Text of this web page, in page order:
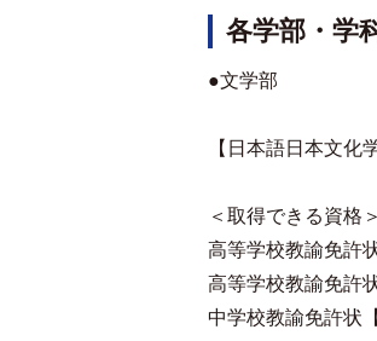
各学部・学
●文学部
【日本語日本文化
＜取得できる資格＞
高等学校教諭免許
高等学校教諭免許
中学校教諭免許状